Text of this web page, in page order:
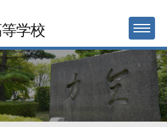
学校 MENU